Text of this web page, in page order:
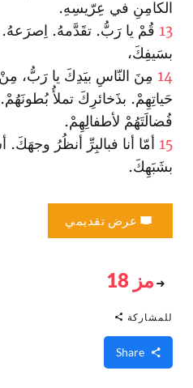
الكامِنِ في عِرّيسِهِ.
13 قُمْ يا رَبُّ. تقَدَّمهُ.
بسَيفِكَ،
14 مِنَ النّاسِ بيَدِكَ يا رَبُّ،
حَياتِهِمْ. بذَخائرِكَ تملأُ
فُضالَتَهُمْ لأطفالِهِمْ.
15 أمّا أنا فبالبِرِّ أنظُرُ
بشَبَهِكَ.
عرض تقديمي
مز 18
للمشاركة